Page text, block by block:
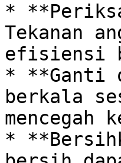
*
Tekanan
efisiensi
* **Ganti
berkala
mencegah
*